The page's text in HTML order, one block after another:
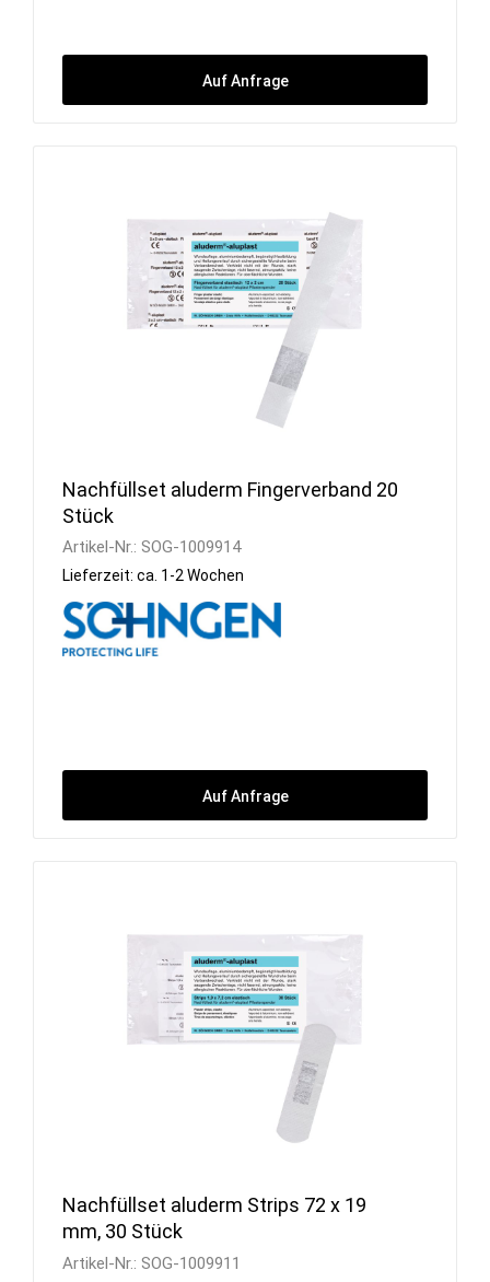
Auf Anfrage
Nachfüllset aluderm Fingerverband 20
Stück
Artikel-Nr.: SOG-1009914
Lieferzeit: ca. 1-2 Wochen
Auf Anfrage
Nachfüllset aluderm Strips 72 x 19
mm, 30 Stück
Artikel-Nr.: SOG-1009911